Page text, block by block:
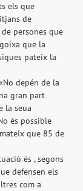
els que
de
persones que
que la
pateix la
depén de la
gran part
la seua
és possible
que 85 de
és , segons
defensen els
com a